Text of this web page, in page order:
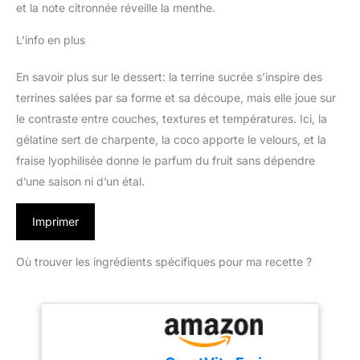
et la note citronnée réveille la menthe.
L’info en plus
En savoir plus sur le dessert: la terrine sucrée s’inspire des
terrines salées par sa forme et sa découpe, mais elle joue sur
le contraste entre couches, textures et températures. Ici, la
gélatine sert de charpente, la coco apporte le velours, et la
fraise lyophilisée donne le parfum du fruit sans dépendre
d’une saison ni d’un étal.
Imprimer
Où trouver les ingrédients spécifiques pour ma recette ?